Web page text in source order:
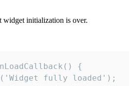
widget initialization is over.
{
fully loaded');